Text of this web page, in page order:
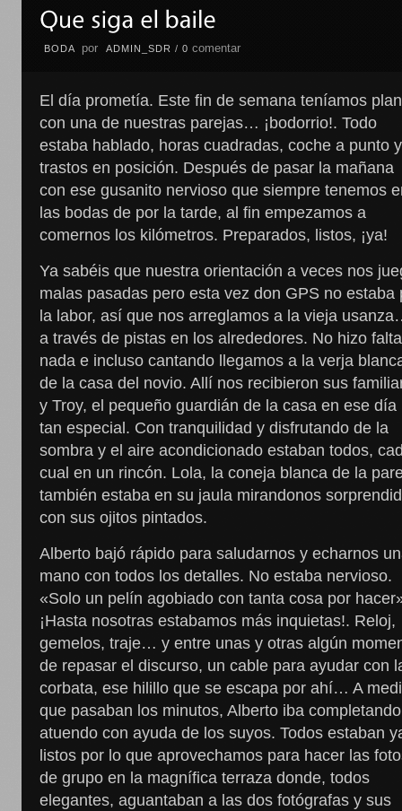
BODA por ADMIN_SDR /0comentar
El día prometía. Este fin de semana teníamos plan
con una de nuestras parejas… ¡bodorrio!. Todo
estaba hablado, horas cuadradas, coche a punto y
trastos en posición. Después de pasar la mañana
con ese gusanito nervioso que siempre tenemos
las bodas de por la tarde, al fin empezamos a
comernos los kilómetros. Preparados, listos, ¡ya!
Ya sabéis que nuestra orientación a veces nos
malas pasadas pero esta vez don GPS no estaba
la labor, así que nos arreglamos a la vieja
a través de pistas en los alrededores. No hizo falta
nada e incluso cantando llegamos a la verja
de la casa del novio. Allí nos recibieron sus
y Troy, el pequeño guardián de la casa en ese día
tan especial. Con tranquilidad y disfrutando de la
sombra y el aire acondicionado estaban todos,
cual en un rincón. Lola, la coneja blanca de la
también estaba en su jaula mirandonos
con sus ojitos pintados.
Alberto bajó rápido para saludarnos y echarnos
mano con todos los detalles. No estaba nervioso.
«Solo un pelín agobiado con tanta cosa por
¡Hasta nosotras estabamos más inquietas!. Reloj,
gemelos, traje… y entre unas y otras algún
de repasar el discurso, un cable para ayudar con
corbata, ese hilillo que se escapa por ahí… A
que pasaban los minutos, Alberto iba
atuendo con ayuda de los suyos. Todos estaban
listos por lo que aprovechamos para hacer las
de grupo en la magnífica terraza donde, todos
elegantes, aguantaban a las dos fotógrafas y sus